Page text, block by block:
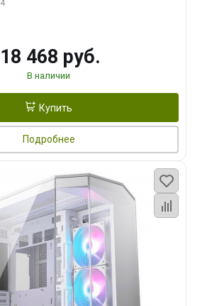
468 руб.
В наличии
Купить
Подробнее